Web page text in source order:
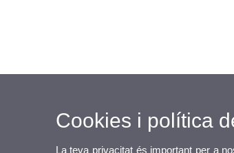
Cookies i política
La teva privacitat és important per a